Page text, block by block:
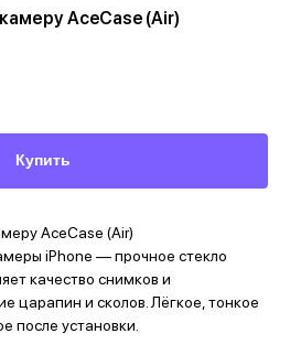
AceCase (Air)
Купить
AceCase (Air)
iPhone — прочное стекло
качество снимков и
царапин и сколов. Лёгкое, тонкое
после установки.